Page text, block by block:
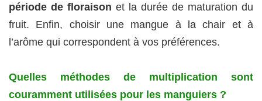
période de floraison et la durée de maturation du
fruit. Enfin, choisir une mangue à la chair et à
l’arôme qui correspondent à vos préférences.
Quelles méthodes de multiplication sont
couramment utilisées pour les manguiers ?